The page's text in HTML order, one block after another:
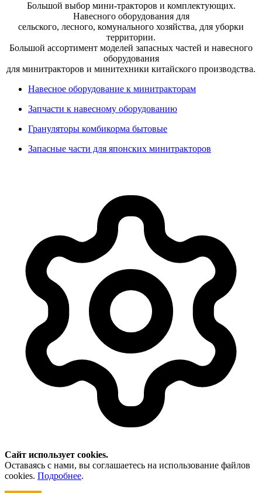
Большой выбор мини-тракторов и комплектующих.
Навесного оборудования для
сельского, лесного, комунального хозяйства, для уборки
территории.
Большой ассортимент моделей запасных частей и навесного
оборудования
для минитракторов и минитехники китайского производства.
Навесное оборудование к минитракторам
Запчасти к навесному оборудованию
Грануляторы комбикорма бытовые
Запасные части для японских минитракторов
Сайт использует cookies.
Оставаясь с нами, вы соглашаетесь на использование файлов
cookies. Подробнее.